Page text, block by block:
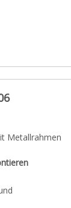
Metallrahmen